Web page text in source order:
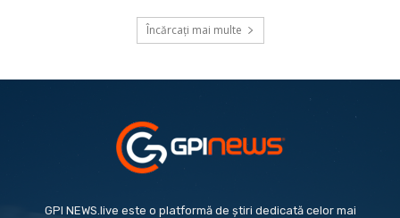
Încărcați mai multe
GPI NEWS.live este o platformă de știri dedicată celor mai